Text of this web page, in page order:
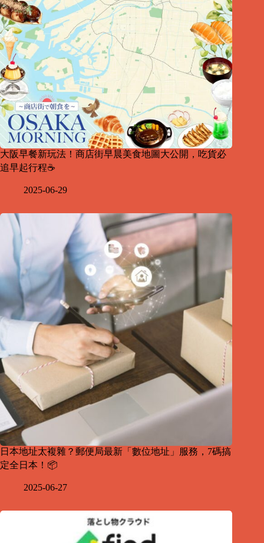
大阪早餐新玩法！商店街早晨美食地圖大公開，吃貨必
追早起行程☕
2025-06-29
日本地址太複雜？郵便局最新「數位地址」服務，7碼搞
定全日本！📦
2025-06-27